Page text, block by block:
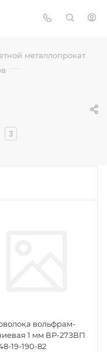
металлопрокат
—
3
вольфрам-
1 мм ВР-27ЗВП
19-190-82